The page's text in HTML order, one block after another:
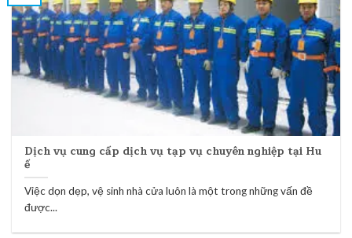
Dịch vụ cung cấp dịch vụ tạp vụ chuyên nghiệp tại Hu
ế
Việc dọn dẹp, vệ sinh nhà cửa luôn là một trong những vấn đề
được...